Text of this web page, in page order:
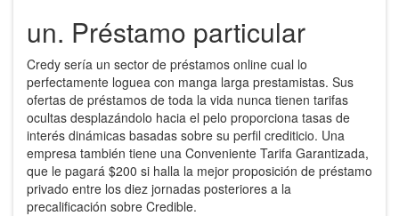
un. Préstamo particular
Credy serí­a un sector de préstamos online cual lo
perfectamente loguea con manga larga prestamistas. Sus
ofertas de préstamos de toda la vida nunca tienen tarifas
ocultas desplazándolo hacia el pelo proporciona tasas de
interés dinámicas basadas sobre su perfil crediticio. Una
empresa también tiene una Conveniente Tarifa Garantizada,
que le pagará $200 si halla la mejor proposición de préstamo
privado entre los diez jornadas posteriores a la
precalificación sobre Credible.